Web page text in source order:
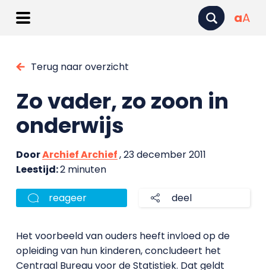
aA
Terug naar overzicht
Zo vader, zo zoon in
onderwijs
DoorArchief Archief, 23 december 2011
Leestijd:2 minuten
reageer deel
Het voorbeeld van ouders heeft invloed op de
opleiding van hun kinderen, concludeert het
Centraal Bureau voor de Statistiek. Dat geldt